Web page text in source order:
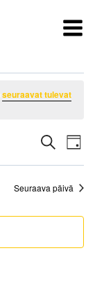
seuraavat tulevat
Etsi
aja
Etsi Päivä
Seuraava päivä